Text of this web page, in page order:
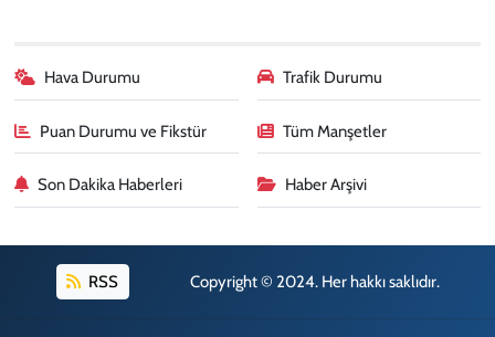
Hava Durumu Trafik Durumu
Puan Durumu ve Fikstür Tüm Manşetler
Son Dakika Haberleri Haber Arşivi
RSS Copyright © 2024. Her hakkı saklıdır.